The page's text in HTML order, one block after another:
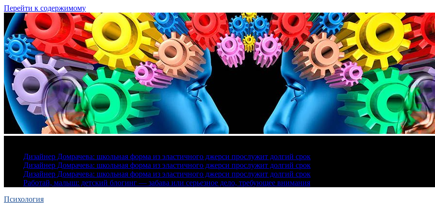
Перейти к содержимому
Дизайнер Домрачева: школьная форма из эластичного джерси прослужит долгий срок
Дизайнер Домрачева: школьная форма из эластичного джерси прослужит долгий срок
Дизайнер Домрачева: школьная форма из эластичного джерси прослужит долгий срок
Работай, малыш: детский блогинг — забава или серьезное дело, требующее внимания
Психология